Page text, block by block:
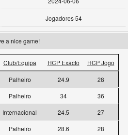
Jogadores 54
a nice game!
Club/Equipa HCP Exacto HCP Jogo
Palheiro 24.9
28
Palheiro 34
36
Internacional 24.5
27
Palheiro 28.6
28